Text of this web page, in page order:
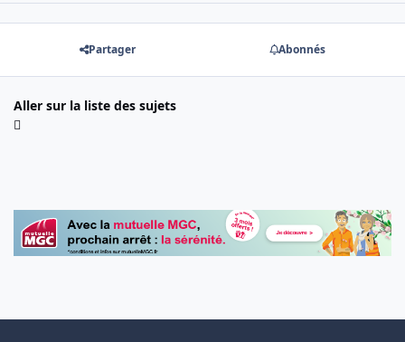
Partager Abonnés
Aller sur la liste des sujets